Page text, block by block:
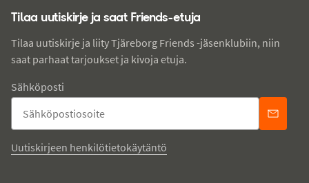
Tilaa uutiskirje ja saat Friends-etuja
Tilaa uutiskirje ja liity Tjäreborg Friends -jäsenklubiin, niin
saat parhaat tarjoukset ja kivoja etuja.
Sähköposti
Uutiskirjeen henkilötietokäytäntö